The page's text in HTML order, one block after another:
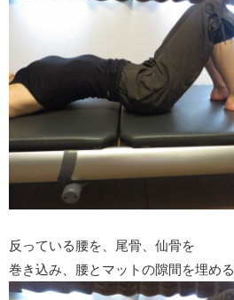
反っている腰を、尾骨、仙骨を
巻き込み、腰とマットの隙間を埋める